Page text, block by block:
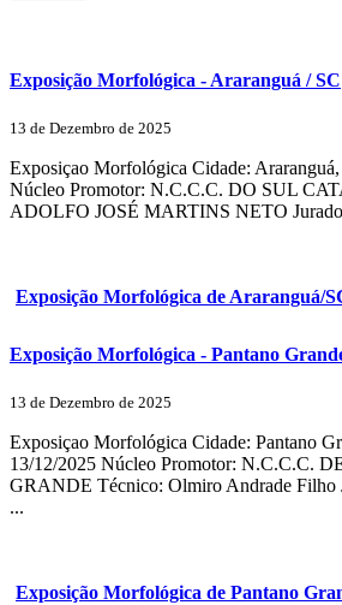
Exposição Morfológica - Araranguá / SC
13 de Dezembro de 2025
Exposiçao Morfológica Cidade:
Núcleo Promotor: N.C.C.C. DO SUL
ADOLFO JOSÉ MARTINS NETO
Exposição Morfológica de Araranguá/
Exposição Morfológica - Pantano
13 de Dezembro de 2025
Exposiçao Morfológica Cidade: Pantano
13/12/2025 Núcleo Promotor: N.C.C.C.
GRANDE Técnico: Olmiro Andrade Filho
...
Exposição Morfológica de Pantano